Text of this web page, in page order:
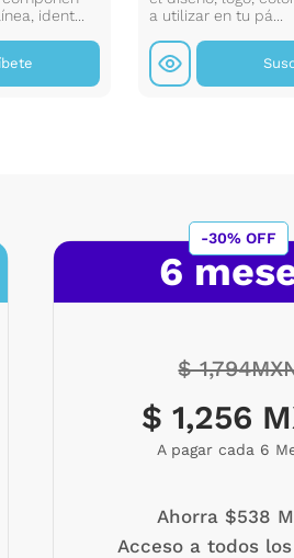
ident...
a utilizar en tu pá...
-30% OFF
6
$
$ 1,256
A pagar cada 6
Ahorra $538
Acceso a todos